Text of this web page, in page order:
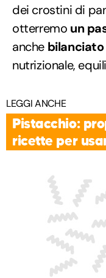
dei crostini di
otterremo un
anche bilanciato
nutrizionale,
LEGGI ANCHE
Pistacchio:
ricette per